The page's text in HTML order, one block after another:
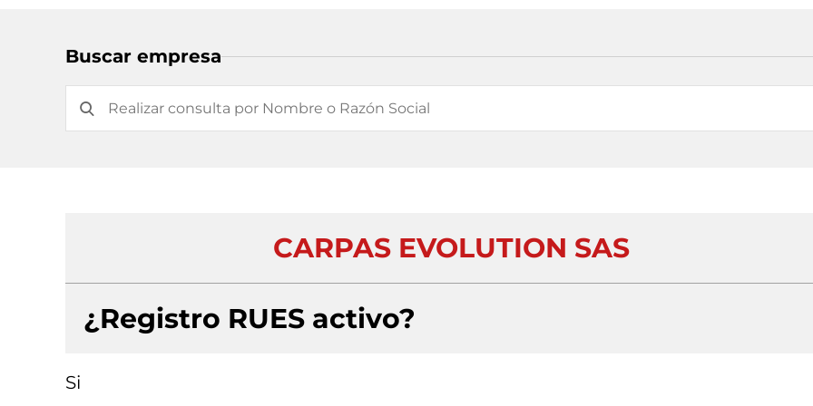
Buscar empresa
CARPAS EVOLUTION SAS
¿Registro RUES activo?
Si